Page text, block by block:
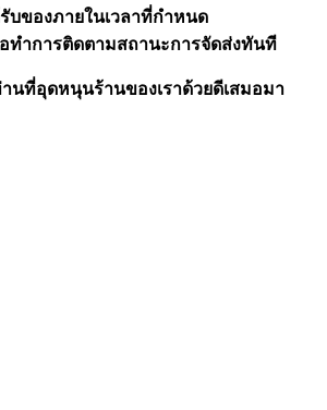
บของภายในเวลาที่กำหนด
ทำการติดตามสถานะการจัดส่งทันที
ที่อุดหนุนร้านของเราด้วยดีเสมอมา